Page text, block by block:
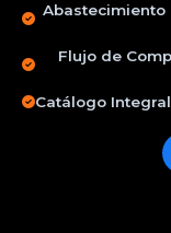
Abastecimiento
Flujo de
Catálogo